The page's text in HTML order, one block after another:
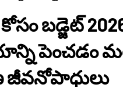
బడ్జెట్
పెంచడం
జీవనోపాధులు